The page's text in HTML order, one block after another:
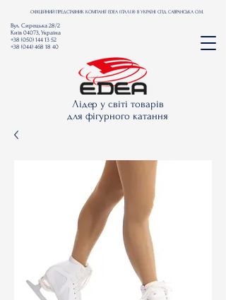
ОФІЦІЙНИЙ ПРЕДСТАВНИК КОМПАНІЇ EDEA (ІТАЛІЯ) В УКРАЇНІ СПД САВРАНСЬКА О.М.
Лідер у світі товарів
для фігурного катання
Вул. Сирецька 28/2
Київ 04073, Україна
+38 (050) 144 13 52
+38 (044) 468 18 40